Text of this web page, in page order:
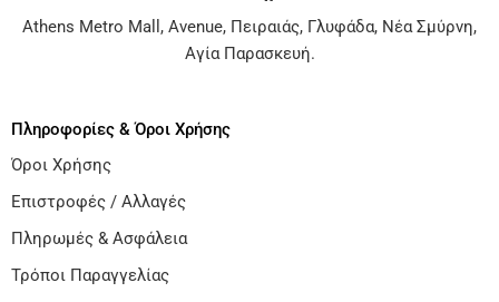
Athens Metro Mall , Avenue, Πειραιάς, Γλυφάδα, Νέα Σμύρνη,
Αγία Παρασκευή.
Πληροφορίες & Όροι Χρήσης
Όροι Χρήσης
Επιστροφές / Αλλαγές
Πληρωμές & Ασφάλεια
Τρόποι Παραγγελίας